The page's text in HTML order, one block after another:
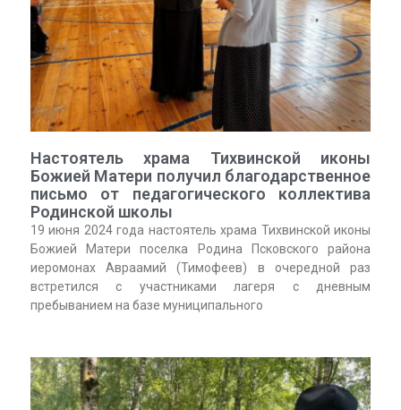
Настоятель храма Тихвинской иконы
Божией Матери получил благодарственное
письмо от педагогического коллектива
Родинской школы
19 июня 2024 года настоятель храма Тихвинской иконы
Божией Матери поселка Родина Псковского района
иеромонах Авраамий (Тимофеев) в очередной раз
встретился с участниками лагеря с дневным
пребыванием на базе муниципального